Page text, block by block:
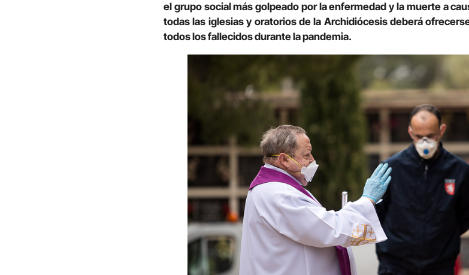
el grupo social más golpeado por la enfermedad y la muerte a
todas las iglesias y oratorios de la Archidiócesis deberá
todos los fallecidos durante la pandemia.